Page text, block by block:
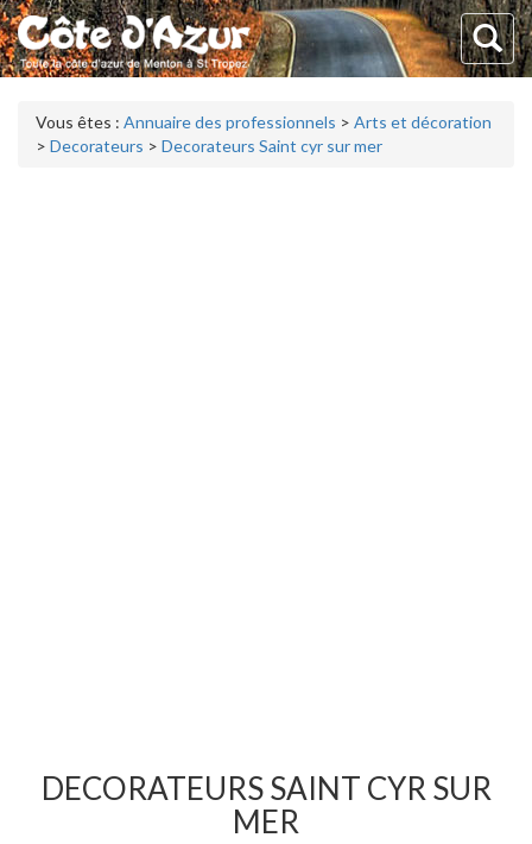
Vous êtes : Annuaire des professionnels > Arts et décoration
> Decorateurs > Decorateurs Saint cyr sur mer
DECORATEURS SAINT CYR SUR
MER